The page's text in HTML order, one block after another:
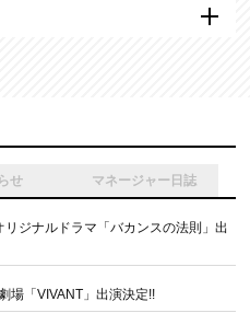
せ マネージャー日誌
リジナルドラマ「バカンスの法則」出
場「VIVANT」出演決定!!